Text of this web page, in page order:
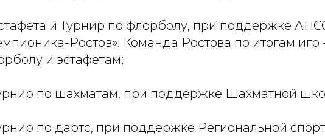
и Турнир по флорболу, при поддержке
Ростов». Команда Ростова по итогам игр
и эстафетам;
по шахматам, при поддержке Шахматной
по дартс, при поддержке Региональной